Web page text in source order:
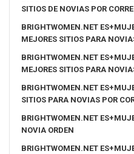
SITIOS DE NOVIAS POR
BRIGHTWOMEN.NET
MEJORES SITIOS PARA
BRIGHTWOMEN.NET
MEJORES SITIOS PARA
BRIGHTWOMEN.NET
SITIOS PARA NOVIAS POR
BRIGHTWOMEN.NET
NOVIA ORDEN
BRIGHTWOMEN.NET